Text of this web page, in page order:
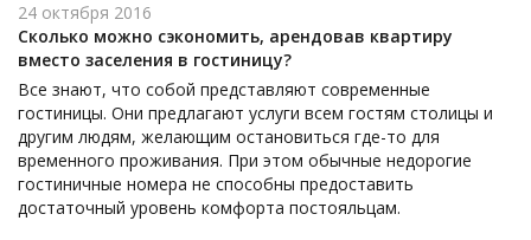
24 октября 2016
Сколько можно сэкономить, арендовав квартиру
вместо заселения в гостиницу?
Все знают, что собой представляют современные
гостиницы. Они предлагают услуги всем гостям столицы и
другим людям, желающим остановиться где-то для
временного проживания. При этом обычные недорогие
гостиничные номера не способны предоставить
достаточный уровень комфорта постояльцам.